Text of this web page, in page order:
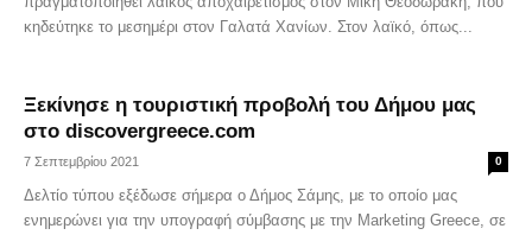
κηδεύτηκε το μεσημέρι στον Γαλατά Χανίων. Στον λαϊκό, όπως...
Ξεκίνησε η τουριστική προβολή του Δήμου μας
στο discovergreece.com
7 Σεπτεμβρίου 2021 0
Δελτίο τύπου εξέδωσε σήμερα ο Δήμος Σάμης, με το οποίο μας
ενημερώνει για την υπογραφή σύμβασης με την Marketing Greece, σε